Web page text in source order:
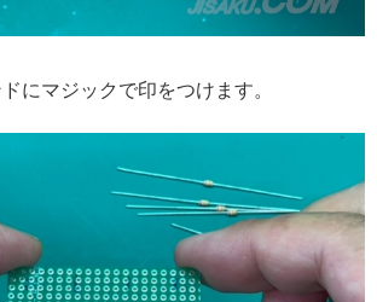
にマジックで印をつけます。